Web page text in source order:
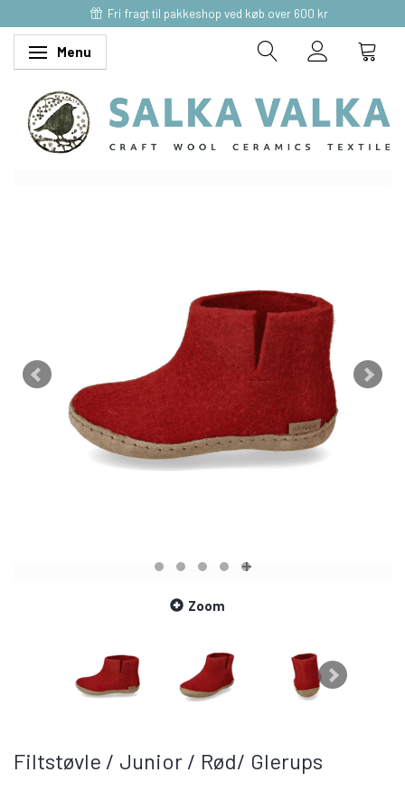
Fri fragt til pakkeshop ved køb over 600 kr
Skifte navigation
Menu
Zoom
Filtstøvle / Junior / Rød/ Glerups